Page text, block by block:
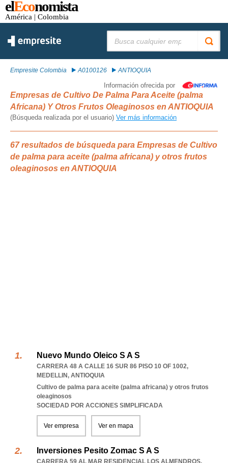
elEconomista
América | Colombia
Empresite Colombia A0100126 ANTIOQUIA
Información ofrecida por
Empresas de Cultivo De Palma Para Aceite (palma
Africana) Y Otros Frutos Oleaginosos en ANTIOQUIA
(Búsqueda realizada por el usuario) Ver más información
67 resultados de búsqueda para Empresas de Cultivo
de palma para aceite (palma africana) y otros frutos
oleaginosos en ANTIOQUIA
Nuevo Mundo Oleico S A S
CARRERA 48 A CALLE 16 SUR 86 PISO 10 OF 1002,
MEDELLIN, ANTIOQUIA
Cultivo de palma para aceite (palma africana) y otros frutos
oleaginosos
SOCIEDAD POR ACCIONES SIMPLIFICADA
Ver empresa Ver en mapa
Inversiones Pesito Zomac S A S
CARRERA 59 AL MAR RESIDENCIAL LOS ALMENDROS,